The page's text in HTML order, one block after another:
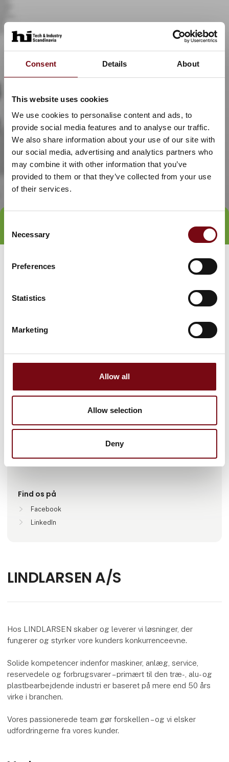
Consent Details About
This website uses cookies
We use cookies to personalise content and ads, to
provide social media features and to analyse our traffic.
We also share information about your use of our site with
our social media, advertising and analytics partners who
may combine it with other information that you’ve
provided to them or that they’ve collected from your use
of their services.
Selection
Necessary
Preferences
Statistics
Marketing
Allow all
Allow selection
Deny
Gå til hjemmeside
Find os på
Facebook
LinkedIn
LINDLARSEN A/S
Hos LINDLARSEN skaber og leverer vi løsninger, der
fungerer og styrker vore kunders konkurrenceevne.
Solide kompetencer indenfor maskiner, anlæg, service,
reservedele og forbrugsvarer – primært til den træ-, alu- og
plastbearbejdende industri er baseret på mere end 50 års
virke i branchen.
Vores passionerede team gør forskellen – og vi elsker
udfordringerne fra vores kunder.